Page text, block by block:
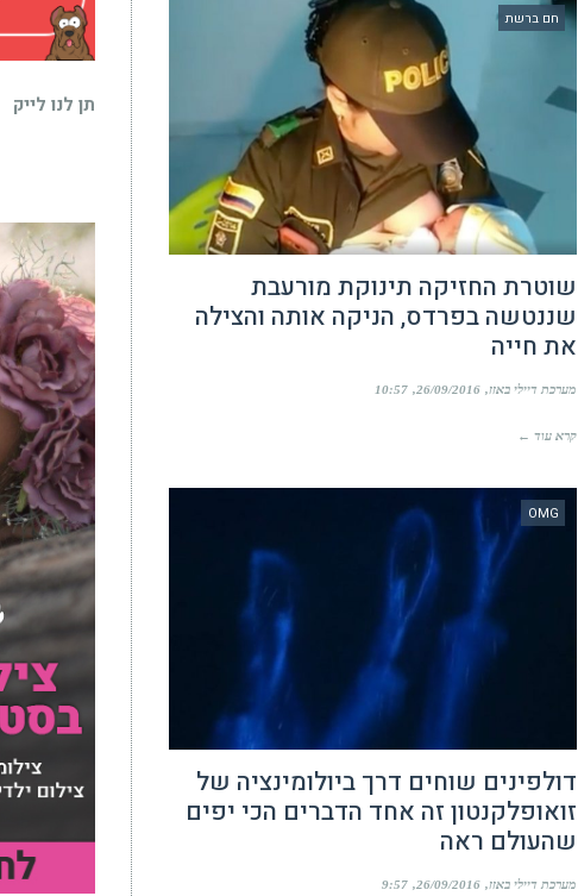
חם ברשת
שוטרת החזיקה תינוקת מורעבת
שננטשה בפרדס, הניקה אותה והצילה
את חייה
מערכת דיילי באזז 26/09/2016
10:57
קרא עוד ←
OMG
דולפינים שוחים דרך ביולומינציה של
זואופלקנטון זה אחד הדברים הכי יפים
שהעולם ראה
מערכת דיילי באזז 26/09/2016
9:57
תן לנו לייק